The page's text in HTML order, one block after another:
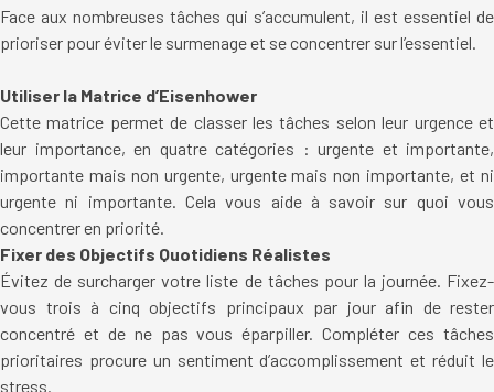
Face aux nombreuses tâches qui s’accumulent, il est essentiel de
prioriser pour éviter le surmenage et se concentrer sur l’essentiel.
Utiliser la Matrice d’Eisenhower
Cette matrice permet de classer les tâches selon leur urgence et
leur importance, en quatre catégories : urgente et importante,
importante mais non urgente, urgente mais non importante, et ni
urgente ni importante. Cela vous aide à savoir sur quoi vous
concentrer en priorité.
Fixer des Objectifs Quotidiens Réalistes
Évitez de surcharger votre liste de tâches pour la journée. Fixez-
vous trois à cinq objectifs principaux par jour afin de rester
concentré et de ne pas vous éparpiller. Compléter ces tâches
prioritaires procure un sentiment d’accomplissement et réduit le
stress.